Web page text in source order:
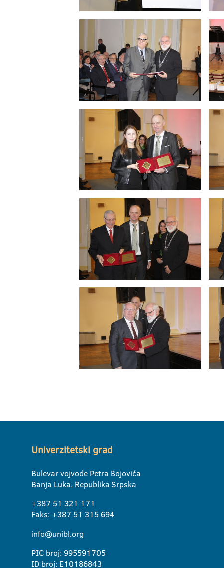
Univerzitetski grad
Bulevar vojvode Petra Bojovića
Banja Luka, Republika Srpska
+387 51 321 171
Faks: +387 51 315 694
info@unibl.org
PIC broj: 995591705
ID broj: E10186843